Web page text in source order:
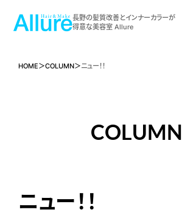
長野の髪質改善とインナーカラーが
得意な美容室 Allure
HOME COLUMN ニュー！！
COLUMN
ニュー！！